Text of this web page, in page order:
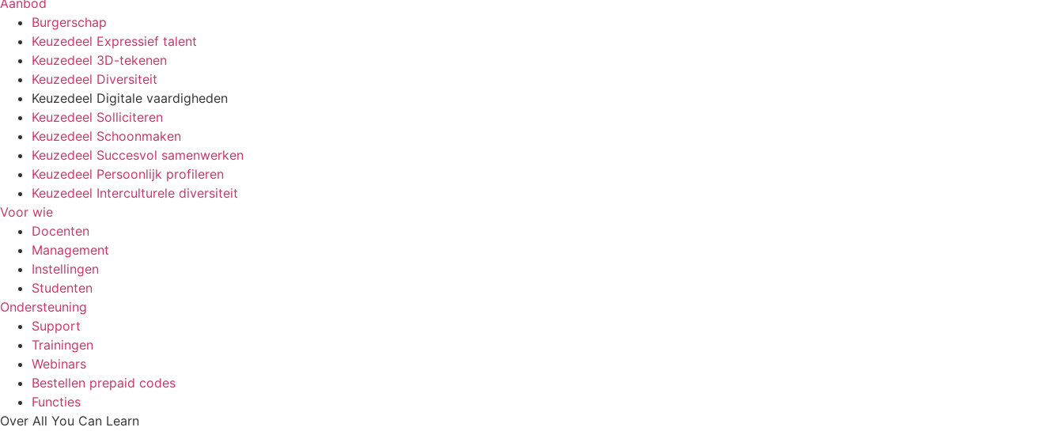
Aanbod
Burgerschap
Keuzedeel Expressief talent
Keuzedeel 3D-tekenen
Keuzedeel Diversiteit
Keuzedeel Digitale vaardigheden
Keuzedeel Solliciteren
Keuzedeel Schoonmaken
Keuzedeel Succesvol samenwerken
Keuzedeel Persoonlijk profileren
Keuzedeel Interculturele diversiteit
Voor wie
Docenten
Management
Instellingen
Studenten
Ondersteuning
Support
Trainingen
Webinars
Bestellen prepaid codes
Functies
Over All You Can Learn